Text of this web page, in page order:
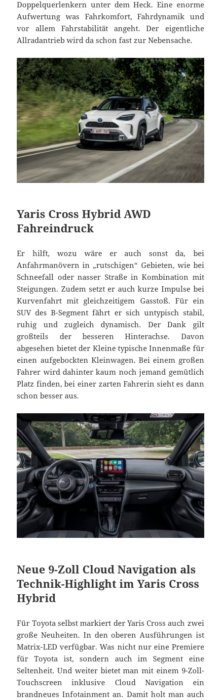
Doppelquerlenkern unter dem Heck. Eine enorme
Aufwertung was Fahrkomfort, Fahrdynamik und
vor allem Fahrstabilität angeht. Der eigentliche
Allradantrieb wird da schon fast zur Nebensache.
Yaris Cross Hybrid AWD
Fahreindruck
Er hilft, wozu wäre er auch sonst da, bei
Anfahrmanövern in „rutschigen“ Gebieten, wie bei
Schneefall oder nasser Straße in Kombination mit
Steigungen. Zudem setzt er auch kurze Impulse bei
Kurvenfahrt mit gleichzeitigem Gasstoß. Für ein
SUV des B-Segment fährt er sich untypisch stabil,
ruhig und zugleich dynamisch. Der Dank gilt
großteils der besseren Hinterachse. Davon
abgesehen bietet der Kleine typische Innenmaße für
einen aufgebockten Kleinwagen. Bei einem großen
Fahrer wird dahinter kaum noch jemand gemütlich
Platz finden, bei einer zarten Fahrerin sieht es dann
schon besser aus.
Neue 9-Zoll Cloud Navigation als
Technik-Highlight im Yaris Cross
Hybrid
Für Toyota selbst markiert der Yaris Cross auch zwei
große Neuheiten. In den oberen Ausführungen ist
Matrix-LED verfügbar. Was nicht nur eine Premiere
für Toyota ist, sondern auch im Segment eine
Seltenheit. Und weiter bietet man mit einem 9-Zoll-
Touchscreen inklusive Cloud Navigation ein
brandneues Infotainment an. Damit holt man auch